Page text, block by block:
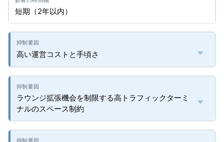
短期（2年以内）
高い運営コストと手頃さ
ラウンジ拡張機会を制限する高トラフィックターミ
ナルのスペース制約